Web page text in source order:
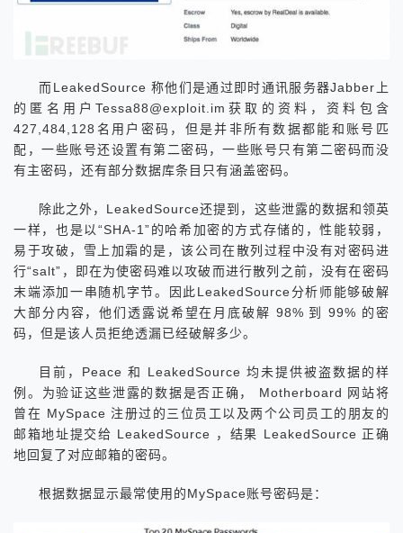
而LeakedSource 称他们是通过即时通讯服务器Jabber上
的匿名用户Tessa88@exploit.im获取的资料，资料包含
427,484,128名用户密码，但是并非所有数据都能和账号匹
配，一些账号还设置有第二密码，一些账号只有第二密码而没
有主密码，还有部分数据库条目只有涵盖密码。
除此之外，LeakedSource还提到，这些泄露的数据和领英
一样，也是以“SHA-1”的哈希加密的方式存储的，性能较弱，
易于攻破，雪上加霜的是，该公司在散列过程中没有对密码进
行“salt”，即在为使密码难以攻破而进行散列之前，没有在密码
末端添加一串随机字节。因此LeakedSource分析师能够破解
大部分内容，他们透露说希望在月底破解 98% 到 99% 的密
码，但是该人员拒绝透漏已经破解多少。
目前，Peace 和 LeakedSource 均未提供被盗数据的样
例。为验证这些泄露的数据是否正确， Motherboard 网站将
曾在 MySpace 注册过的三位员工以及两个公司员工的朋友的
邮箱地址提交给 LeakedSource ，结果 LeakedSource 正确
地回复了对应邮箱的密码。
根据数据显示最常使用的MySpace账号密码是：